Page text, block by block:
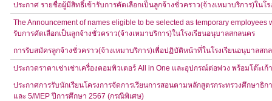
ประกาศ รายชื่อผู้มีสิทธิ์เข้ารับการคัดเลือกเป็นลูกจ้างชั่วคราว(จ้างเหมาบริการ)ในโ
The Announcement of names eligible to be selected as temporary
รับการคัดเลือกเป็นลูกจ้างชั่วคราว(จ้างเหมาบริการ)ในโรงเรียนอนุบาลสกลนคร
การรับสมัครลูกจ้างชั่วคราว(จ้างเหมาบริการ)เพื่อปฏิบัติหน้าที่ในโรงเรียนอนุบาลสก
ประกวดราคาเช่าเช่าเครื่องคอมพิวเตอร์ All in One และอุปกรณ์ต่อพ่วง พร้อมโต๊ะ
ประกาศการรับนักเรียนโครงการจัดการเรียนการสอนตามหลักสูตรกระทรวงศึกษา
และ 5/MEP ปีการศึกษา 2567 (กรณีพิเศษ)